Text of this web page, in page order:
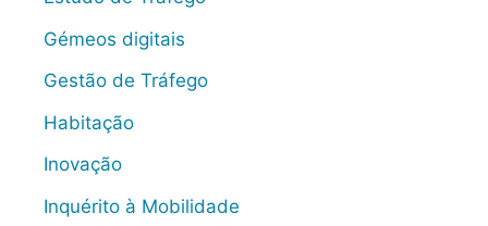
Gémeos digitais
Gestão de Tráfego
Habitação
Inovação
Inquérito à Mobilidade